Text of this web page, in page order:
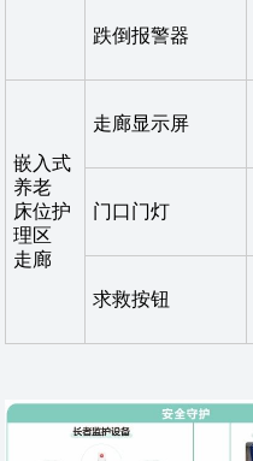
跌倒报警器
嵌入式
养老
床位护
理区
走廊
走廊显示屏
门口门灯
求救按钮